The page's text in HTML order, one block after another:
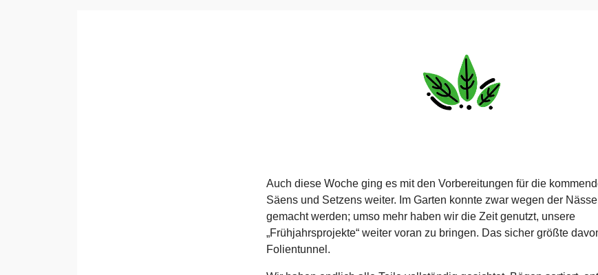
Auch diese Woche ging es mit den Vorbereitungen für die
Säens und Setzens weiter. Im Garten konnte zwar wegen der
gemacht werden; umso mehr haben wir die Zeit genutzt, unsere
„Frühjahrsprojekte“ weiter voran zu bringen. Das sicher größte
Folientunnel.